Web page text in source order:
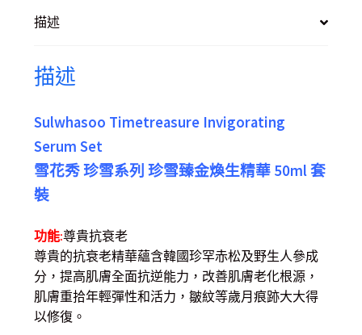
描述
描述
Sulwhasoo Timetreasure Invigorating
Serum Set
雪花秀 珍雪系列 珍雪臻金煥生精華 50ml 套
裝
功能:尊貴抗衰老
尊貴的抗衰老精華蘊含韓國珍罕赤松及野生人參成
分，提高肌膚全面抗逆能力，改善肌膚老化根源，
肌膚重拾年輕彈性和活力，皺紋等歲月痕跡大大得
以修復。